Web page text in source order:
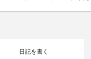
日記を書く